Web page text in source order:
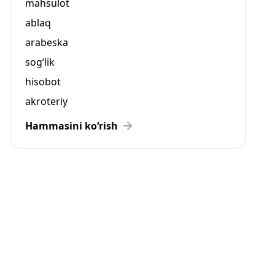
mahsulot
ablaq
arabeska
sog‘lik
hisobot
akroteriy
Hammasini ko‘rish